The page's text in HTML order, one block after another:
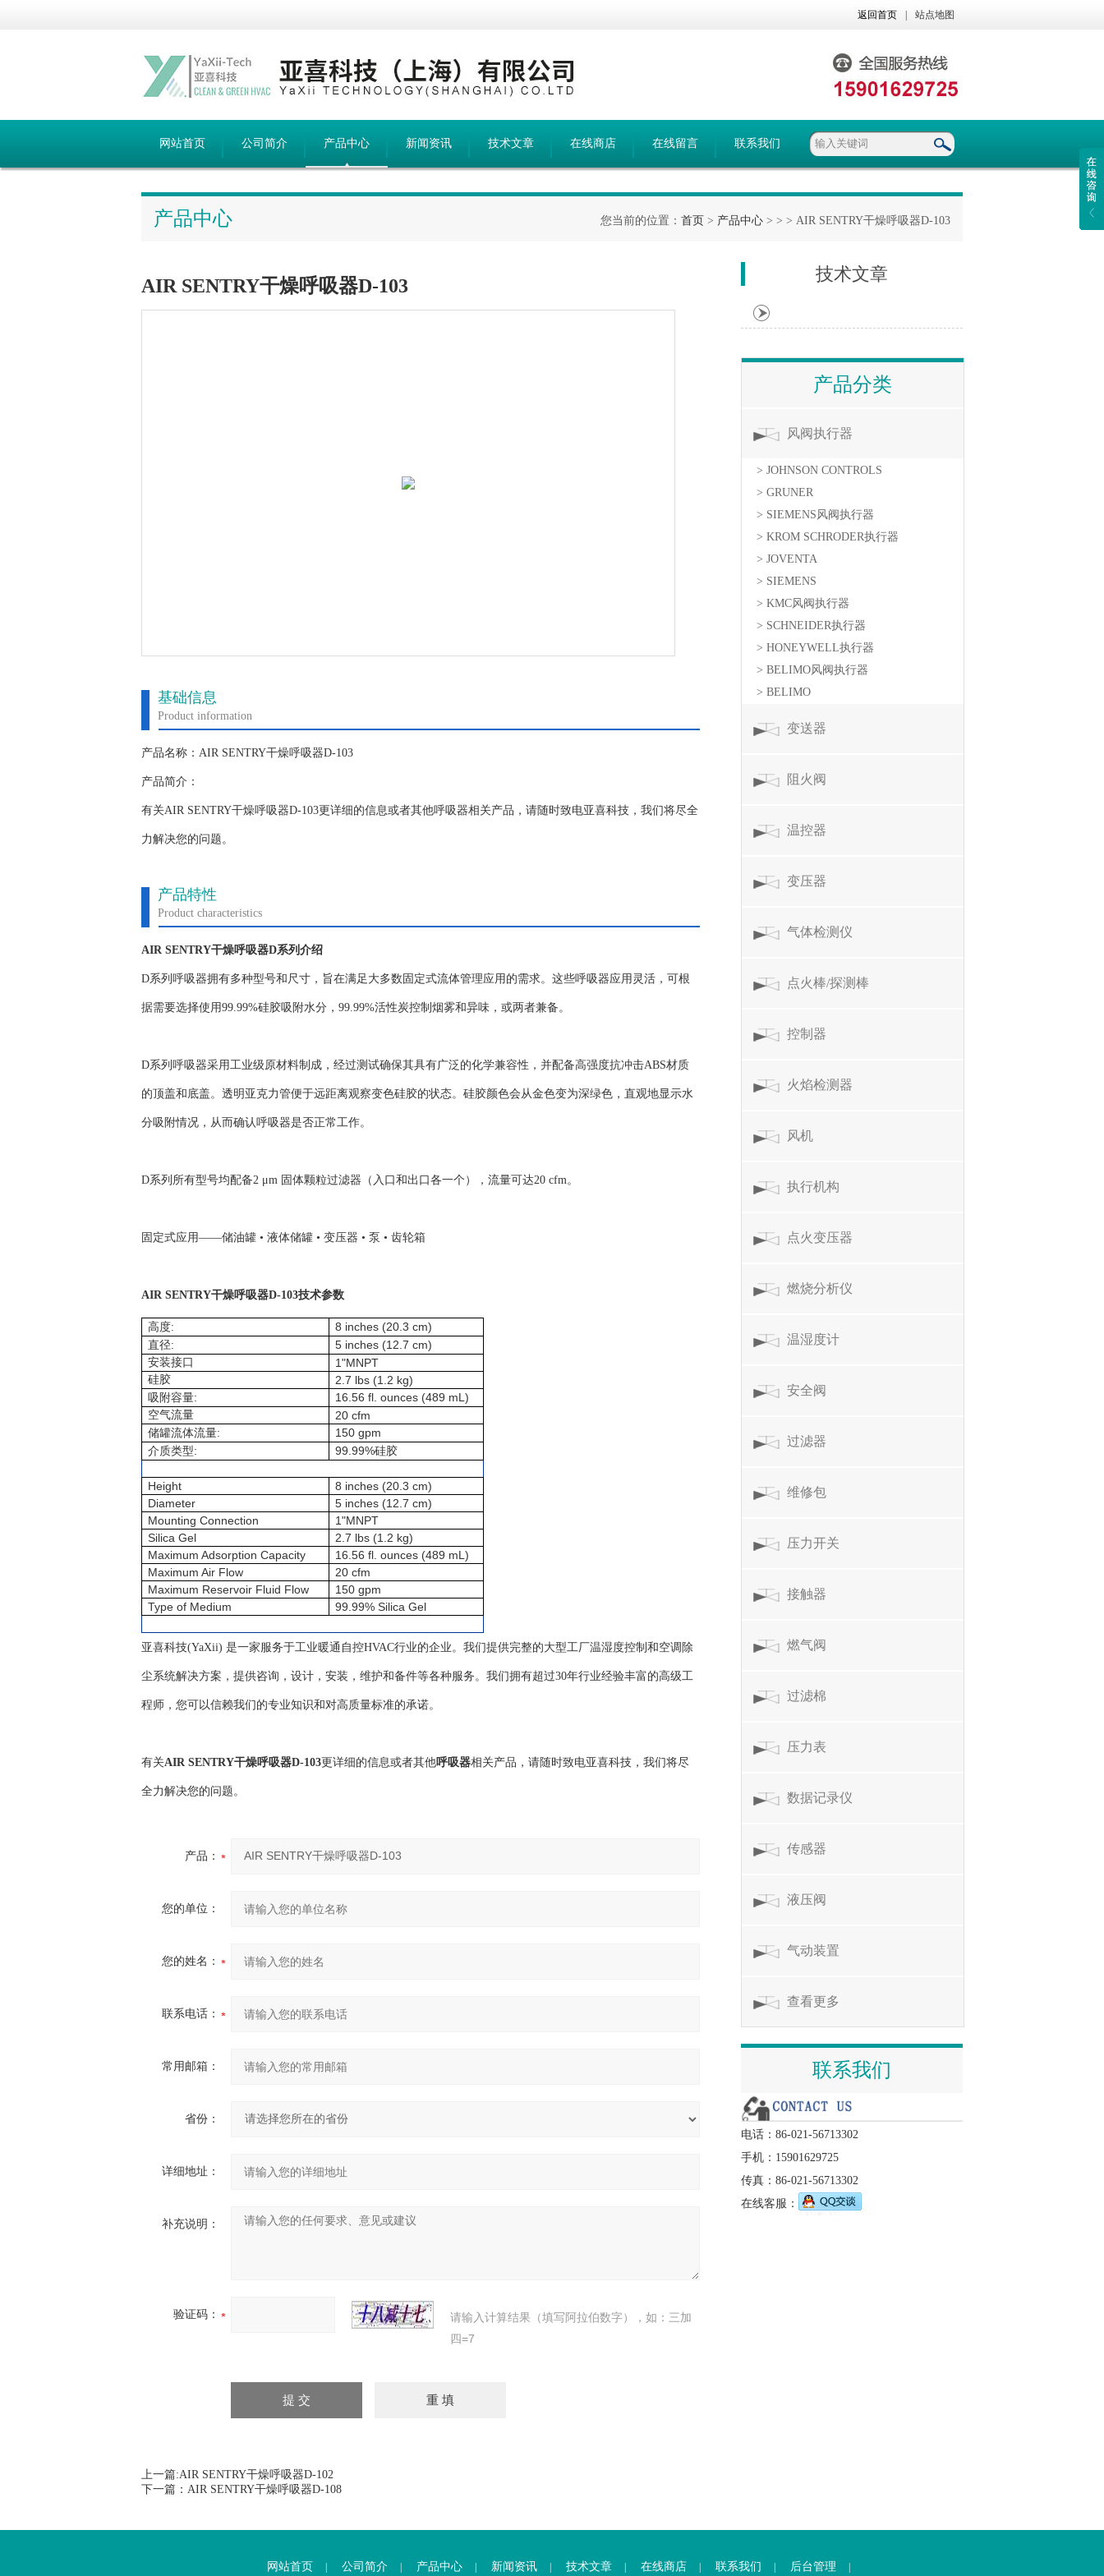
返回首页 站点地图
网站首页 公司简介 产品中心 新闻资讯 技术文章 在线商店 在线留言 联系我们
产品中心 您当前的位置： 首页 > 产品中心 > > > AIR SENTRY干燥呼吸器D-103
AIR SENTRY干燥呼吸器D-103
基础信息
Product information
产品名称：AIR SENTRY干燥呼吸器D-103
产品简介：
有关AIR SENTRY干燥呼吸器D-103更详细的信息或者其他呼吸器相关产品，请随时致电亚喜科技，我们将尽全
力解决您的问题。
产品特性
Product characteristics
AIR SENTRY干燥呼吸器D系列介绍
D系列呼吸器拥有多种型号和尺寸，旨在满足大多数固定式流体管理应用的需求。这些呼吸器应用灵活，可根
据需要选择使用99.99%硅胶吸附水分，99.99%活性炭控制烟雾和异味，或两者兼备。
D系列呼吸器采用工业级原材料制成，经过测试确保其具有广泛的化学兼容性，并配备高强度抗冲击ABS材质
的顶盖和底盖。透明亚克力管便于远距离观察变色硅胶的状态。硅胶颜色会从金色变为深绿色，直观地显示水
分吸附情况，从而确认呼吸器是否正常工作。
D系列所有型号均配备2 μm 固体颗粒过滤器（入口和出口各一个），流量可达20 cfm。
固定式应用——储油罐 • 液体储罐 • 变压器 • 泵 • 齿轮箱
AIR SENTRY干燥呼吸器D-103技术参数
高度: 8 inches (20.3 cm)
直径: 5 inches (12.7 cm)
安装接口 1"MNPT
硅胶 2.7 lbs (1.2 kg)
吸附容量: 16.56 fl. ounces (489 mL)
空气流量 20 cfm
储罐流体流量: 150 gpm
介质类型: 99.99%硅胶
Height
8 inches (20.3 cm)
Diameter
5 inches (12.7 cm)
Mounting Connection
1"MNPT
Silica Gel
2.7 lbs (1.2 kg)
Maximum Adsorption Capacity
16.56 fl. ounces (489 mL)
Maximum Air Flow
20 cfm
Maximum Reservoir Fluid Flow
150 gpm
Type of Medium
99.99% Silica Gel
亚喜科技(YaXii) 是一家服务于工业暖通自控HVAC行业的企业。我们提供完整的大型工厂温湿度控制和空调除
尘系统解决方案，提供咨询，设计，安装，维护和备件等各种服务。我们拥有超过30年行业经验丰富的高级工
程师，您可以信赖我们的专业知识和对高质量标准的承诺。
有关AIR SENTRY干燥呼吸器D-103更详细的信息或者其他呼吸器相关产品，请随时致电亚喜科技，我们将尽
全力解决您的问题。
产品：
您的单位：
您的姓名：
联系电话：
常用邮箱：
省份：
详细地址：
补充说明：
验证码：
请输入计算结果（填写阿拉伯数字），如：三加
四=7
上一篇:AIR SENTRY干燥呼吸器D-102
下一篇： AIR SENTRY干燥呼吸器D-108
技术文章
产品分类
风阀执行器
> JOHNSON CONTROLS
> GRUNER
> SIEMENS风阀执行器
> KROM SCHRODER执行器
> JOVENTA
> SIEMENS
> KMC风阀执行器
> SCHNEIDER执行器
> HONEYWELL执行器
> BELIMO风阀执行器
> BELIMO
变送器
阻火阀
温控器
变压器
气体检测仪
点火棒/探测棒
控制器
火焰检测器
风机
执行机构
点火变压器
燃烧分析仪
温湿度计
安全阀
过滤器
维修包
压力开关
接触器
燃气阀
过滤棉
压力表
数据记录仪
传感器
液压阀
气动装置
查看更多
联系我们
电话：86-021-56713302
手机：15901629725
传真：86-021-56713302
在线客服：
网站首页 公司简介 产品中心 新闻资讯 技术文章 在线商店 联系我们 后台管理